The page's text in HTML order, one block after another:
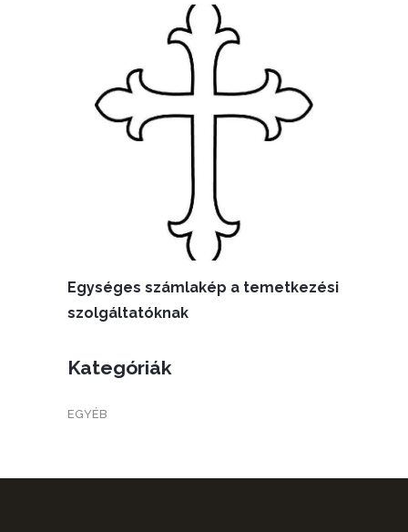
Egységes számlakép a temetkezési
szolgáltatóknak
Kategóriák
EGYÉB